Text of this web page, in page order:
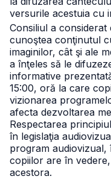
versurile acestuia cu
Consiliul a
cunoştea conţinutul
imaginilor, cât şi ale
a înţeles să le
informative
15:00, oră la care
vizionarea
afecta dezvoltarea
Respectarea
în legislaţia
program
copiilor are în
acestora.